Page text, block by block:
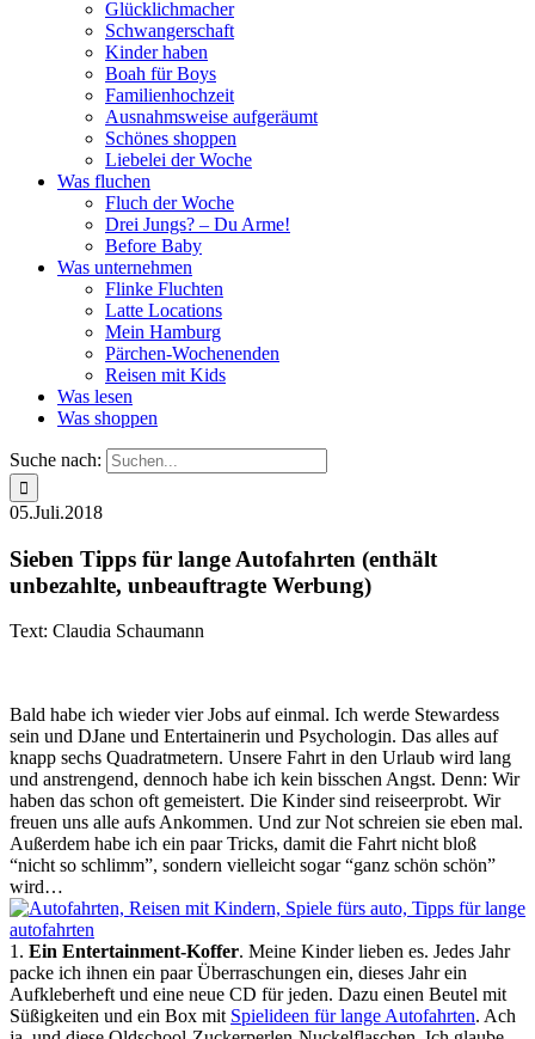
Glücklichmacher
Schwangerschaft
Kinder haben
Boah für Boys
Familienhochzeit
Ausnahmsweise aufgeräumt
Schönes shoppen
Liebelei der Woche
Was fluchen
Fluch der Woche
Drei Jungs? – Du Arme!
Before Baby
Was unternehmen
Flinke Fluchten
Latte Locations
Mein Hamburg
Pärchen-Wochenenden
Reisen mit Kids
Was lesen
Was shoppen
Suche nach:
05.Juli.2018
Sieben Tipps für lange Autofahrten (enthält
unbezahlte, unbeauftragte Werbung)
Text: Claudia Schaumann
Bald habe ich wieder vier Jobs auf einmal. Ich werde Stewardess
sein und DJane und Entertainerin und Psychologin. Das alles auf
knapp sechs Quadratmetern. Unsere Fahrt in den Urlaub wird lang
und anstrengend, dennoch habe ich kein bisschen Angst. Denn: Wir
haben das schon oft gemeistert. Die Kinder sind reiseerprobt. Wir
freuen uns alle aufs Ankommen. Und zur Not schreien sie eben mal.
Außerdem habe ich ein paar Tricks, damit die Fahrt nicht bloß
“nicht so schlimm”, sondern vielleicht sogar “ganz schön schön”
wird…
1. Ein Entertainment-Koffer. Meine Kinder lieben es. Jedes Jahr
packe ich ihnen ein paar Überraschungen ein, dieses Jahr ein
Aufkleberheft und eine neue CD für jeden. Dazu einen Beutel mit
Süßigkeiten und ein Box mit Spielideen für lange Autofahrten. Ach